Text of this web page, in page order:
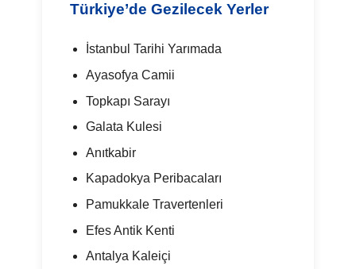
Türkiye’de Gezilecek Yerler
İstanbul Tarihi Yarımada
Ayasofya Camii
Topkapı Sarayı
Galata Kulesi
Anıtkabir
Kapadokya Peribacaları
Pamukkale Travertenleri
Efes Antik Kenti
Antalya Kaleiçi